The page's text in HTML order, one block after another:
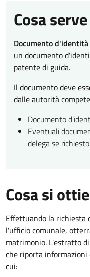
Cosa serve
Documento
un documento
patente di guida.
Il documento deve
dalle autorità
Documento
Eventuali
delega se
Cosa si
Effettuando la richiesta
l'ufficio comunale,
matrimonio. L'estratto
che riporta
cui: